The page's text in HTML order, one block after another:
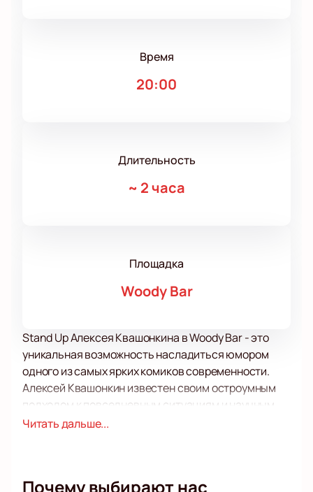
Время
20:00
Длительность
~ 2 часа
Площадка
Woody Bar
Stand Up Алексея Квашонкина в Woody Bar - это
уникальная возможность насладиться юмором
одного из самых ярких комиков современности.
Алексей Квашонкин известен своим остроумным
подходом к повседневным ситуациям и научным
темам. Его выступления охватывают широкий
в центре города. Бар славится своей атмосферой и
Читать дальше...
Почему выбирают нас